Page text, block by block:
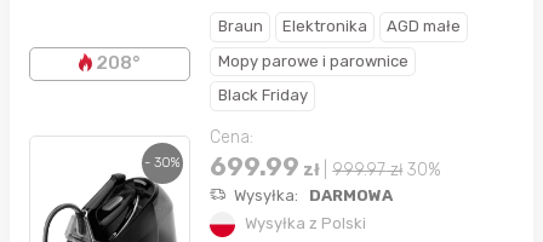
208°
Braun Elektronika
AGD małe
Mopy parowe i parownice
Black Friday
- 30%
Cena:
699.99 zł 999.97zł 30%
Wysyłka:
DARMOWA
Wysyłka z Polski